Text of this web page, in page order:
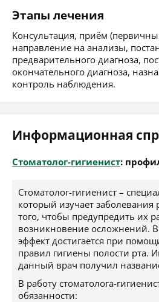
Этапы лечения
Консультация, приём
направление на анализы,
предварительного диагноза,
окончательного диагноза,
контроль наблюдения.
Информационная
Стоматолог-гигиенист:
Стоматолог-гигиенист –
который изучает заболевания
того, чтобы предупредить их
возникновение осложнений. В
эффект достигается при
правил гигиены полости рта.
данный врач получил
В работу стоматолога-
обязанности: